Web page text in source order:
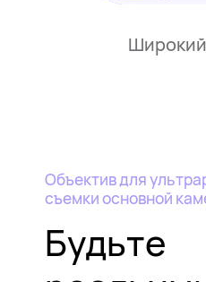
Объектив для
съемки основной
Будьте